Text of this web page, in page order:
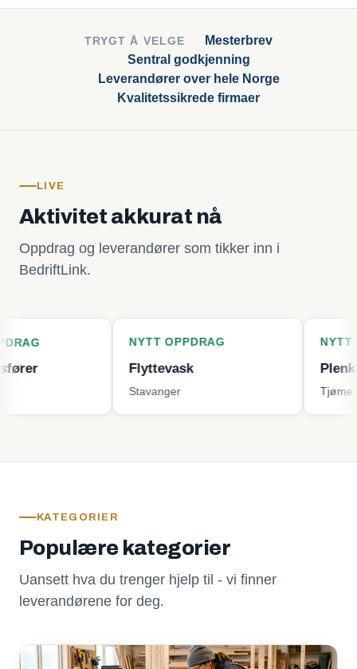
TRYGT Å VELGE
Mesterbrev
Sentral godkjenning
Leverandører over hele Norge
Kvalitetssikrede firmaer
LIVE
Aktivitet akkurat nå
Oppdrag og leverandører som tikker inn i
BedriftLink.
NYTT OPPDRAG
Flyttevask
Stavanger
NYTT
Plenklipping
KATEGORIER
Populære kategorier
Uansett hva du trenger hjelp til - vi finner
leverandørene for deg.